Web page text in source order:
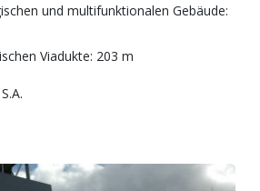
und multifunktionalen Gebäude:
Viadukte: 203 m